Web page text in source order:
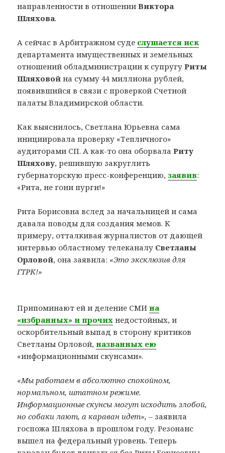
направленности в отношенииВиктора
Шляхова.
А сейчас в Арбитражном суде слушается иск
департамента имущественных и земельных
отношений обладминистрации к супругуРиты
Шляховой на сумму 44 миллиона рублей,
появившийся в связи с проверкой Счетной
палаты Владимирской области.
Как выяснилось, Светлана Юрьевна сама
инициировала проверку «Тепличного»
аудиторами СП. А как-то она оборвалаРиту
Шляхову, решившую закруглить
губернаторскую пресс-конференцию,заявив:
«Рита, не гони пурги!»
Рита Борисовна вслед за начальницей и сама
давала поводы для создания мемов. К
примеру, отталкивая журналистов от дающей
интервью областному телеканалу Светланы
Орловой, она заявила: «Это эксклюзив для
ГТРК!»
Припоминают ей и деление СМИна
«избранных» и прочих недостойных, и
оскорбительный выпад в сторону критиков
Светланы Орловой,названных ею
«информационными скунсами».
«Мы работаем в абсолютно спокойном,
нормальном, штатном режиме.
Информационные скунсы могут исходить злобой,
но собаки лают, а караван идет», – заявила
госпожа Шляхова в прошлом году. Резонанс
вышел на федеральный уровень. Теперь